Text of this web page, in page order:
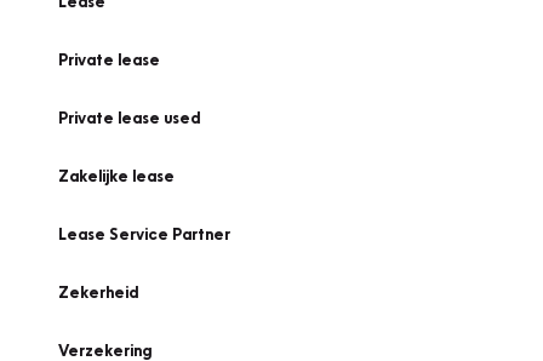
Private lease
Private lease used
Zakelijke lease
Lease Service Partner
Zekerheid
Verzekering